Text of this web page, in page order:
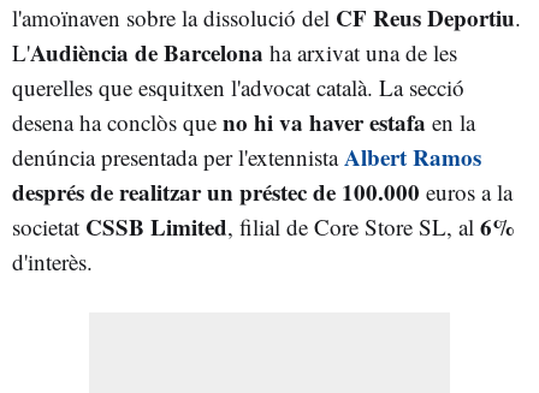
l'amoïnaven sobre la dissolució del CF Reus Deportiu.
L'Audiència de Barcelona ha arxivat una de les
querelles que esquitxen l'advocat català. La secció
desena ha conclòs que no hi va haver estafa en la
denúncia presentada per l'extennistaAlbert Ramos
després de realitzar un préstec de 100.000 euros a la
societat CSSB Limited, filial de Core Store SL, al 6%
d'interès.